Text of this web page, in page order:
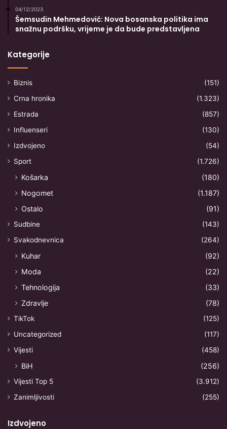
04/12/2023
Šemsudin Mehmedović: Nova bosanska politika ima
snažnu podršku, vrijeme je da bude predstavljena
Kategorije
Biznis
(151)
Crna hronika
(1.323)
Estrada
(857)
Influenseri
(130)
Izdvojeno
(54)
Sport
(1.726)
Košarka
(180)
Nogomet
(1.187)
Ostalo
(91)
Sudbine
(143)
Svakodnevnica
(264)
Kuhar
(92)
Moda
(22)
Tehnologija
(33)
Zdravlje
(78)
TikTok
(125)
Uncategorized
(117)
Vijesti
(458)
BiH (256)
Vijesti Top 5
(3.912)
Zanimljivosti
(255)
Izdvojeno